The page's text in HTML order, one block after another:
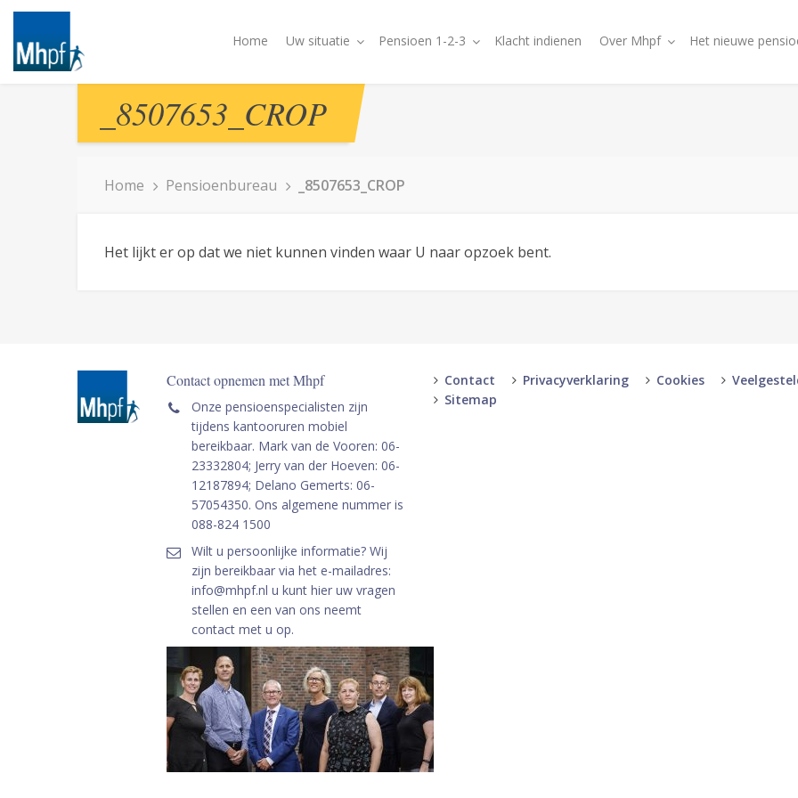
Home Uw situatie Pensioen 1-2-3 Klacht indienen Over Mhpf Het nieuwe
_8507653_CROP
Home Pensioenbureau _8507653_CROP
Het lijkt er op dat we niet kunnen vinden waar U naar opzoek bent.
Contact opnemen met Mhpf
Onze pensioenspecialisten zijn
tijdens kantooruren mobiel
bereikbaar. Mark van de Vooren: 06-
23332804; Jerry van der Hoeven: 06-
12187894; Delano Gemerts: 06-
57054350. Ons algemene nummer is
088-824 1500
Wilt u persoonlijke informatie? Wij
zijn bereikbaar via het e-mailadres:
info@mhpf.nl u kunt hier uw vragen
stellen en een van ons neemt
contact met u op.
Contact Privacyverklaring Cookies
Sitemap